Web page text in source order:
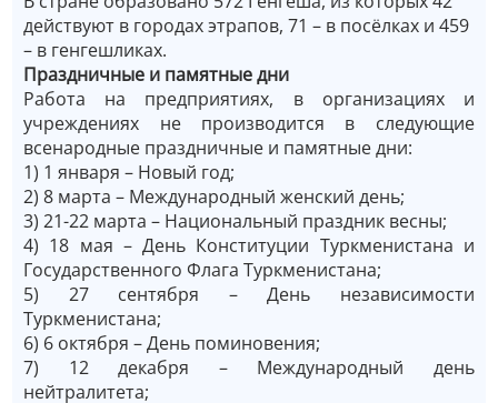
действуют в городах этрапов, 71 – в посёлках и 459
– в генгешликах.
Праздничные и памятные дни
Работа на предприятиях, в организациях и
учреждениях не производится в следующие
всенародные праздничные и памятные дни:
1) 1 января – Новый год;
2) 8 марта ­– Международный женский день;
3) ­21-22 марта – Национальный праздник весны;
4) 18 мая ­– День Конституции Туркменистана и
Государственного Флага Туркменистана;
­5) 27 сентября ­– День независимости
Туркменистана;
6) 6 октября ­– День поминовения;
7) 12 декабря ­– Международный день
нейтралитета;